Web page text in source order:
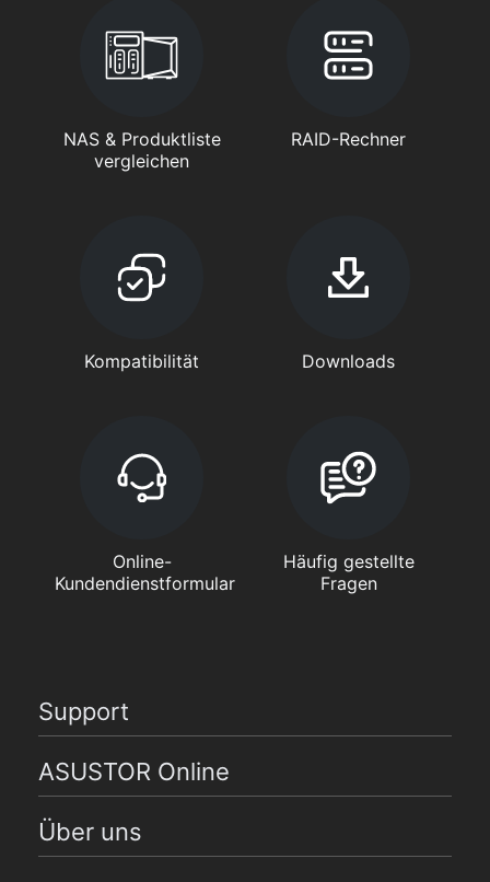
NAS & Produktliste
vergleichen
RAID-Rechner
Kompatibilität Downloads
Online-
Kundendienstformular
Häufig gestellte
Fragen
Support
ASUSTOR Online
Über uns